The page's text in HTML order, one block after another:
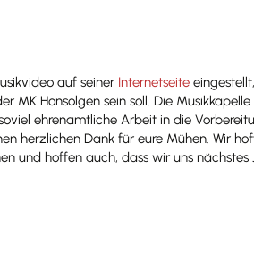
auf seiner Internetseite
Honsolgen sein soll. Die
ehrenamtliche Arbeit in die
herzlichen Dank für eure Mühen. Wir
und hoffen auch, dass wir uns